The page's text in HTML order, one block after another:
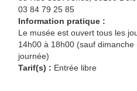
03 84 79 25 85
Information pratique :
Le musée est ouvert tous les
14h00 à 18h00 (sauf
journée)
Tarif(s) : Entrée libre